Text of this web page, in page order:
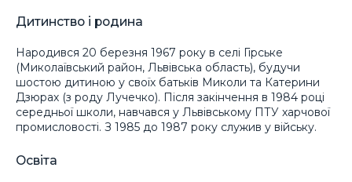
Дитинство і родина
Народився 20 березня 1967 року в селі Гірське
(Миколаївський район, Львівська область), будучи
шостою дитиною у своїх батьків Миколи та Катерини
Дзюрах (з роду Лучечко). Після закінчення в 1984 році
середньої школи, навчався у Львівському ПТУ харчової
промисловості. З 1985 до 1987 року служив у війську.
Освіта